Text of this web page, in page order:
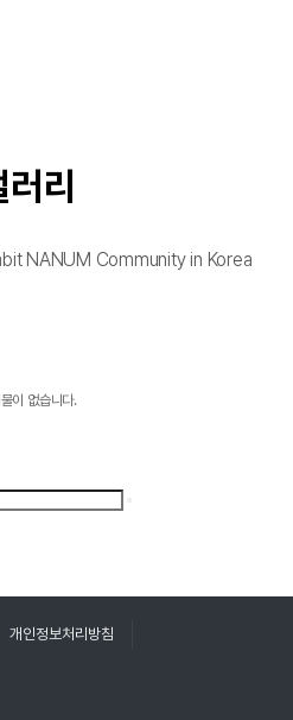
리
NANUM Community in Korea
이 없습니다.
개인정보처리방침